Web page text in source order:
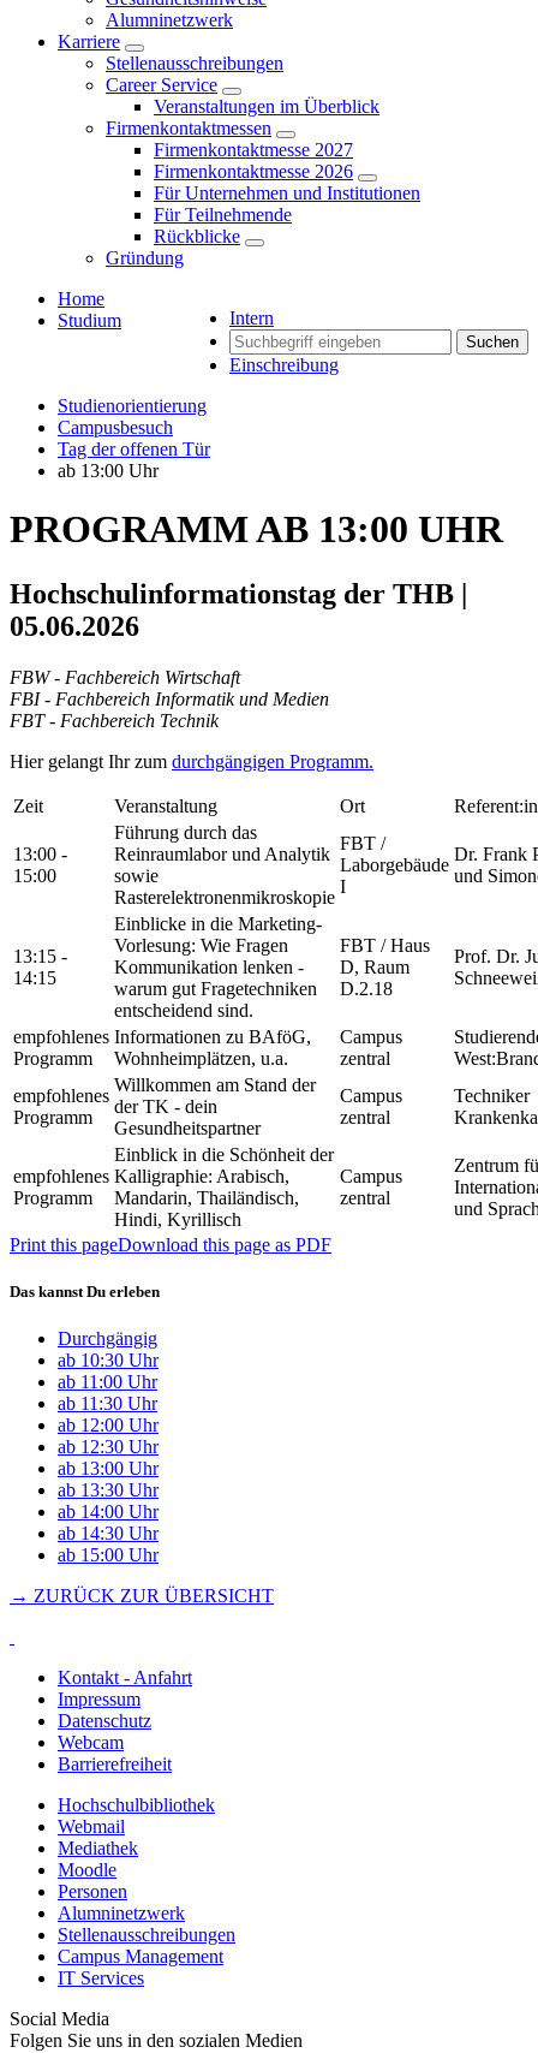
Alumninetzwerk
Karriere
Stellenausschreibungen
Career Service
Veranstaltungen im Überblick
Firmenkontaktmessen
Firmenkontaktmesse 2027
Firmenkontaktmesse 2026
Für Unternehmen und Institutionen
Für Teilnehmende
Rückblicke
Gründung
Intern
Suchen
Einschreibung
Home
Studium
Studienorientierung
Campusbesuch
Tag der offenen Tür
ab 13:00 Uhr
PROGRAMM AB 13:00 UHR
Hochschulinformationstag der THB |
05.06.2026
FBW - Fachbereich Wirtschaft
FBI - Fachbereich Informatik und Medien
FBT - Fachbereich Technik
Hier gelangt Ihr zum durchgängigen Programm.
Zeit Veranstaltung Ort Referent:in
13:00 -
15:00
Führung durch das
Reinraumlabor und Analytik
sowie
Rasterelektronenmikroskopie
FBT /
Laborgebäude
I
Dr. Frank
und
13:15 -
14:15
Einblicke in die Marketing-
Vorlesung: Wie Fragen
Kommunikation lenken -
warum gut Fragetechniken
entscheidend sind.
FBT / Haus
D, Raum
D.2.18
Prof. Dr.
empfohlenes
Programm
Informationen zu BAföG,
Wohnheimplätzen, u.a.
Campus
zentral
empfohlenes
Programm
Willkommen am Stand der
der TK - dein
Gesundheitspartner
Campus
zentral
Techniker
empfohlenes
Programm
Einblick in die Schönheit der
Kalligraphie: Arabisch,
Mandarin, Thailändisch,
Hindi, Kyrillisch
Campus
zentral
Zentrum
und
Print this pageDownload this page as PDF
Das kannst Du erleben
Durchgängig
ab 10:30 Uhr
ab 11:00 Uhr
ab 11:30 Uhr
ab 12:00 Uhr
ab 12:30 Uhr
ab 13:00 Uhr
ab 13:30 Uhr
ab 14:00 Uhr
ab 14:30 Uhr
ab 15:00 Uhr
→ ZURÜCK ZUR ÜBERSICHT
Kontakt - Anfahrt
Impressum
Datenschutz
Webcam
Barrierefreiheit
Hochschulbibliothek
Webmail
Mediathek
Moodle
Personen
Alumninetzwerk
Stellenausschreibungen
Campus Management
IT Services
Social Media
Folgen Sie uns in den sozialen Medien